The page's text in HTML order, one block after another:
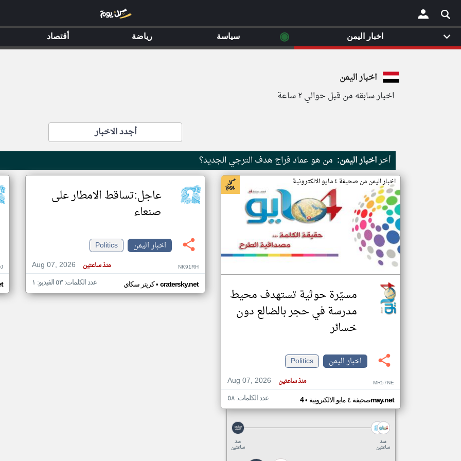
×
اخبار اليمن
اخبار سابقه من قبل حوالي ٢ ساعة
أجدد الاخبار
أخراخبار اليمن: من هو عماد فراج هدف الترجي الجديد؟
اخبار اليمن من صحيفة ٤ مايو الالكترونية
مسيّرة حوثية تستهدف محيط
مدرسة في حجر بالضالع دون
خسائر
اخبار اليمن
Politics
Aug 07, 2026
منذ ساعتين MR57NE
صحيفة ٤ مايو الالكترونية • 4may.net عدد الكلمات: ٥٨
منذ
ساعتين
منذ
ساعتين
عاجل:تساقط الامطار على
صنعاء
اخبار اليمن
Politics
Aug 07, 2026
منذ ساعتين NK91RH
كريتر سكاي• cratersky.net عدد الكلمات: ٥٣ الفيديو: ١
اخبار اليمن ◉ سياسة رياضة أقتصاد